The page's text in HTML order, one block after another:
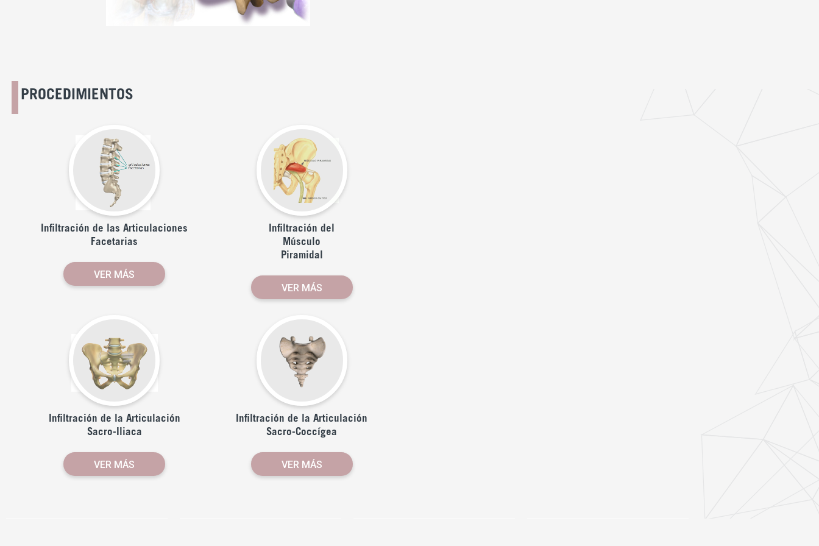
PROCEDIMIENTOS
Infiltración de las Articulaciones
Facetarias
VER MÁS
Infiltración del
Músculo
Piramidal
VER MÁS
Infiltración de la Articulación
Sacro-Iliaca
VER MÁS
Infiltración de la Articulación
Sacro-Coccígea
VER MÁS